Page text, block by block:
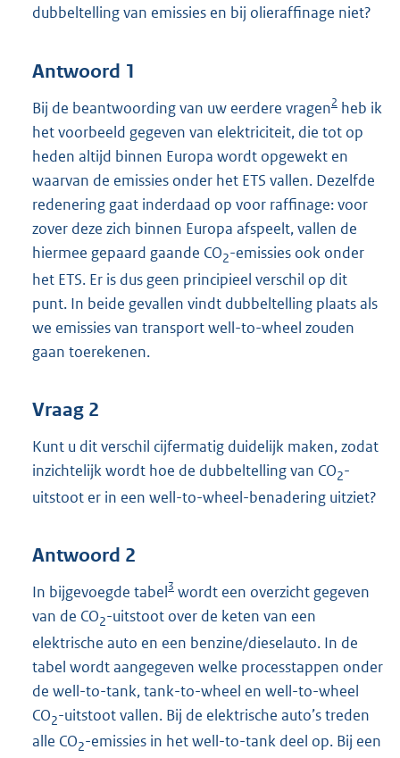
dubbeltelling van emissies en bij olieraffinage niet?
Antwoord 1
Bij de beantwoording van uw eerdere vragen2 heb ik
het voorbeeld gegeven van elektriciteit, die tot op
heden altijd binnen Europa wordt opgewekt en
waarvan de emissies onder het ETS vallen. Dezelfde
redenering gaat inderdaad op voor raffinage: voor
zover deze zich binnen Europa afspeelt, vallen de
hiermee gepaard gaande CO2-emissies ook onder
het ETS. Er is dus geen principieel verschil op dit
punt. In beide gevallen vindt dubbeltelling plaats als
we emissies van transport well-to-wheel zouden
gaan toerekenen.
Vraag 2
Kunt u dit verschil cijfermatig duidelijk maken, zodat
inzichtelijk wordt hoe de dubbeltelling van CO2-
uitstoot er in een well-to-wheel-benadering uitziet?
Antwoord 2
In bijgevoegde tabel3 wordt een overzicht gegeven
van de CO2-uitstoot over de keten van een
elektrische auto en een benzine/dieselauto. In de
tabel wordt aangegeven welke processtappen onder
de well-to-tank, tank-to-wheel en well-to-wheel
CO2-uitstoot vallen. Bij de elektrische auto’s treden
alle CO2-emissies in het well-to-tank deel op. Bij een